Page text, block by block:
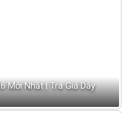
Mới Nhất | Tra Giá Dây